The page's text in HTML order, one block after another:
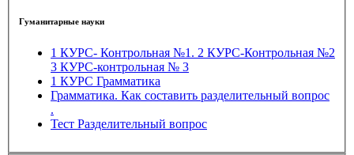
Гуманитарные науки
1 КУРС- Контрольная №1. 2 КУРС-Контрольная №2
3 КУРС-контрольная № 3
1 КУРС Грамматика
Грамматика. Как составить разделительный вопрос
.
Тест Разделительный вопрос